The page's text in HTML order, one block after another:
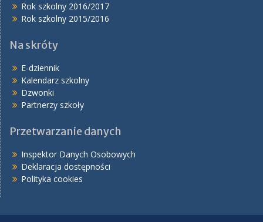
Rok szkolny 2016/2017
Rok szkolny 2015/2016
Na skróty
E-dziennik
Kalendarz szkolny
Dzwonki
Partnerzy szkoły
Przetwarzanie danych
Inspektor Danych Osobowych
Deklaracja dostępności
Polityka cookies